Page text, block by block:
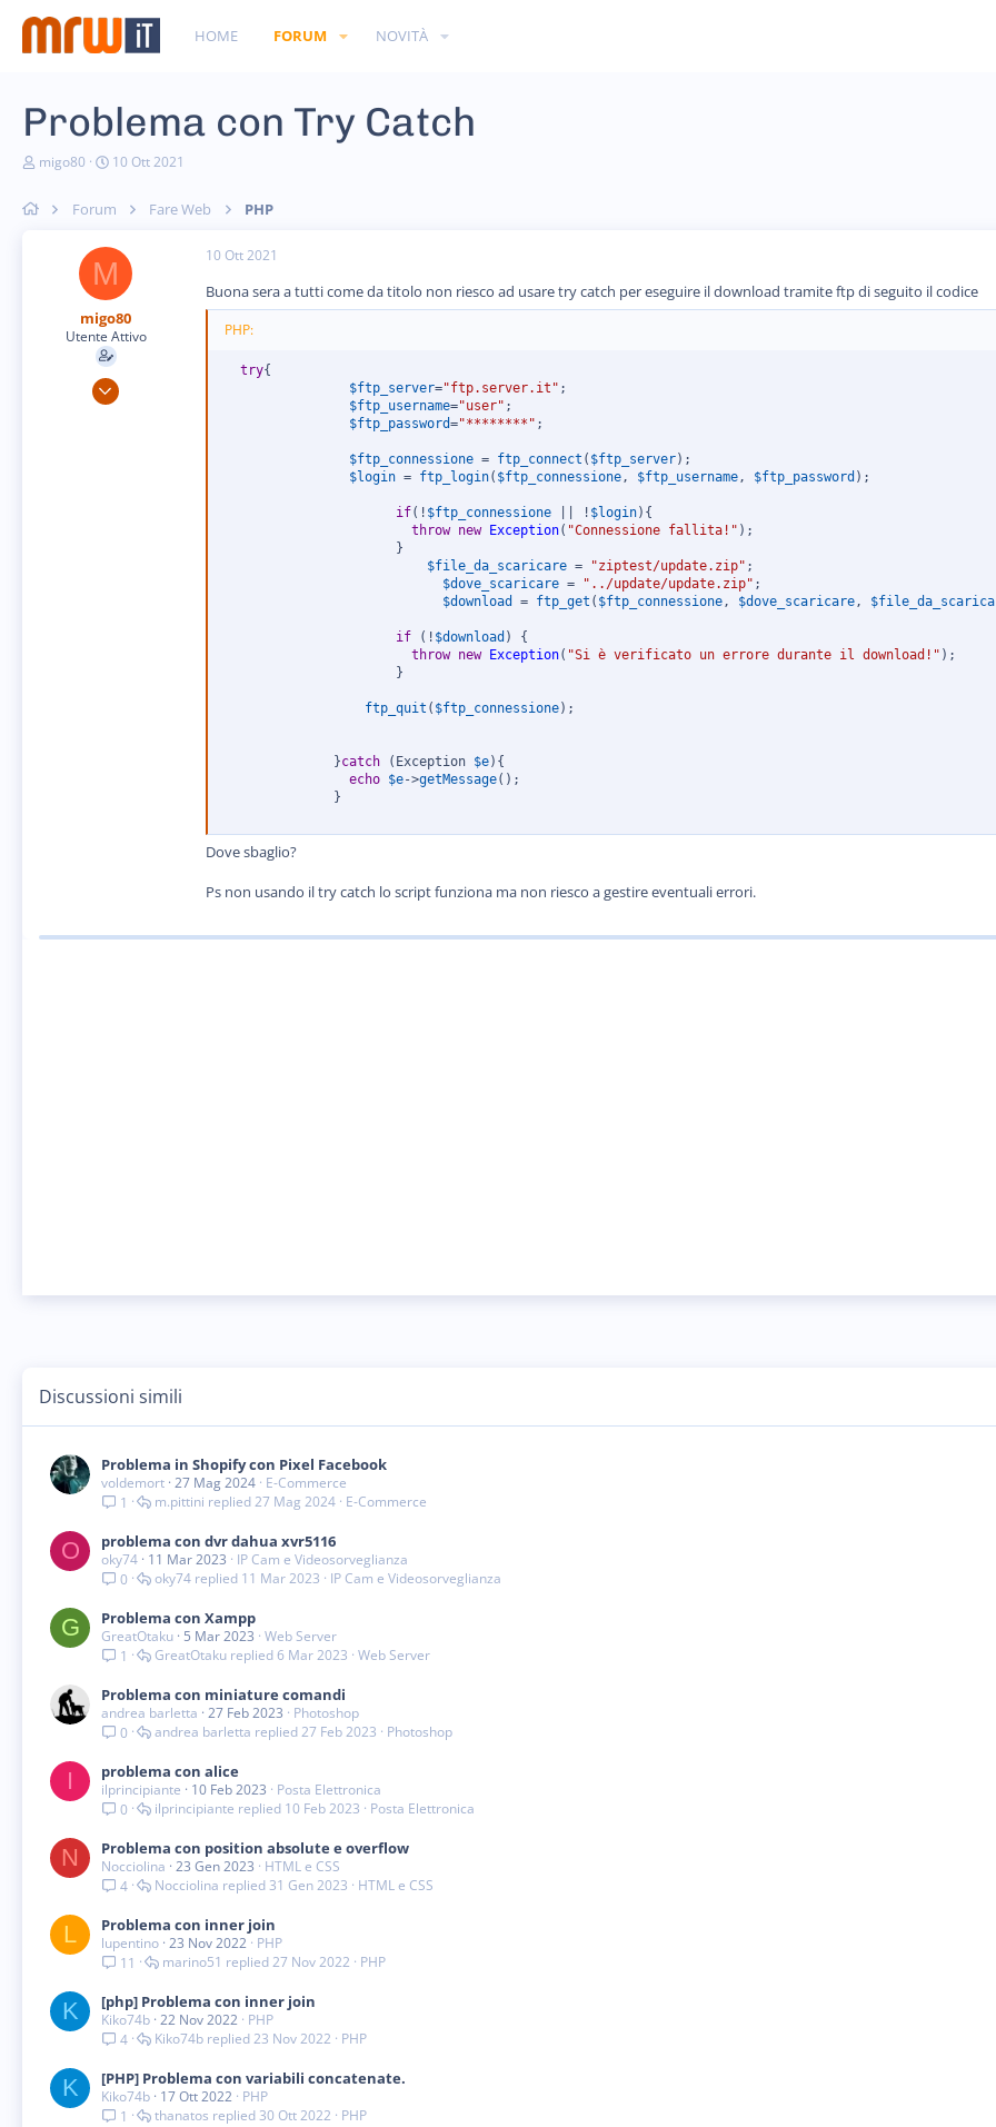
HOME FORUM NOVITÀ
Problema con Try Catch
C
a
migo80
D
a
i
i
n
i
z
i
o
10 Ott 2021
Forum Fare Web PHP
M
migo80
Utente Attivo
25 Apr 2013
10 Ott 2021
Buona sera a tutti come da titolo non riesco ad usare try catch per eseguire il download tramite ftp di seguito il codice
PHP:
try{
$ftp_server="ftp.server.it" ;
$ftp_username="user" ;
$ftp_password="********" ;
$ftp_connessione = ftp_connect ( $ftp_server) ;
$login = ftp_login( $ftp_connessione , $ftp_username , $ftp_password ) ;
if( ! $ftp_connessione ! $login) {
throw new Exception( "Connessione fallita!" ) ;
}
$file_da_scaricare = "ziptest/update.zip" ;
$dove_scaricare = "../update/update.zip" ;
$download
= ftp_get ( $ftp_connessione , $dove_scaricare ,
if ( ! $download )
{
throw new Exception( "Si è verificato un errore durante il download!" ) ;
}
ftp_quit ( $ftp_connessione) ;
}catch ( Exception $e) {
echo $e->getMessage( ) ;
}
Dove sbaglio?
Ps non usando il try catch lo script funziona ma non riesco a gestire eventuali errori.
Discussioni simili
Problema in Shopify con Pixel Facebook
voldemort 27 Mag 2024 E-Commerce
1
E-Commerce
27 Mag 2024
m.pittini
O problema con dvr dahua xvr5116
oky74 11 Mar 2023
IP Cam e Videosorveglianza
0
IP Cam e Videosorveglianza
11 Mar 2023
oky74
G Problema con Xampp
GreatOtaku 5 Mar 2023 Web Server
1
Web Server
6 Mar 2023
GreatOtaku
Problema con miniature comandi
andrea barletta 27 Feb 2023
Photoshop
0
Photoshop
27 Feb 2023
andrea barletta
I problema con alice
ilprincipiante 10 Feb 2023
Posta Elettronica
0
Posta Elettronica
10 Feb 2023
ilprincipiante
N Problema con position absolute e overflow
Nocciolina 23 Gen 2023
HTML e CSS
4
HTML e CSS
31 Gen 2023
Nocciolina
L Problema con inner join
lupentino 23 Nov 2022 PHP
11
PHP
27 Nov 2022
marino51
K [php] Problema con inner join
Kiko74b 22 Nov 2022 PHP
4
PHP
23 Nov 2022
Kiko74b
K [PHP] Problema con variabili concatenate.
Kiko74b 17 Ott 2022 PHP
1
PHP
30 Ott 2022
thanatos